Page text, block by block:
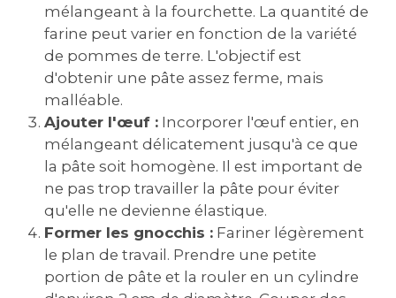
mélangeant à la fourchette. La quantité de
farine peut varier en fonction de la variété
de pommes de terre. L'objectif est
d'obtenir une pâte assez ferme, mais
malléable.
Ajouter l'œuf : Incorporer l'œuf entier, en
mélangeant délicatement jusqu'à ce que
la pâte soit homogène. Il est important de
ne pas trop travailler la pâte pour éviter
qu'elle ne devienne élastique.
Former les gnocchis : Fariner légèrement
le plan de travail. Prendre une petite
portion de pâte et la rouler en un cylindre